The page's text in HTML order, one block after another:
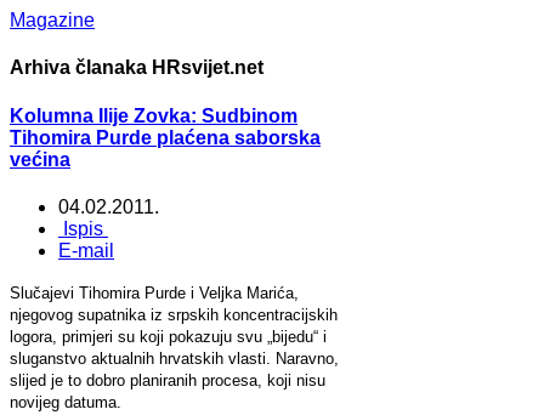
Magazine
Arhiva članaka HRsvijet.net
Kolumna Ilije Zovka: Sudbinom
Tihomira Purde plaćena saborska
većina
04.02.2011.
Ispis
E-mail
Slučajevi Tihomira Purde i Veljka Marića,
njegovog supatnika iz srpskih koncentracijskih
logora, primjeri su koji pokazuju svu „bijedu“ i
sluganstvo aktualnih hrvatskih vlasti. Naravno,
slijed je to dobro planiranih procesa, koji nisu
novijeg datuma.